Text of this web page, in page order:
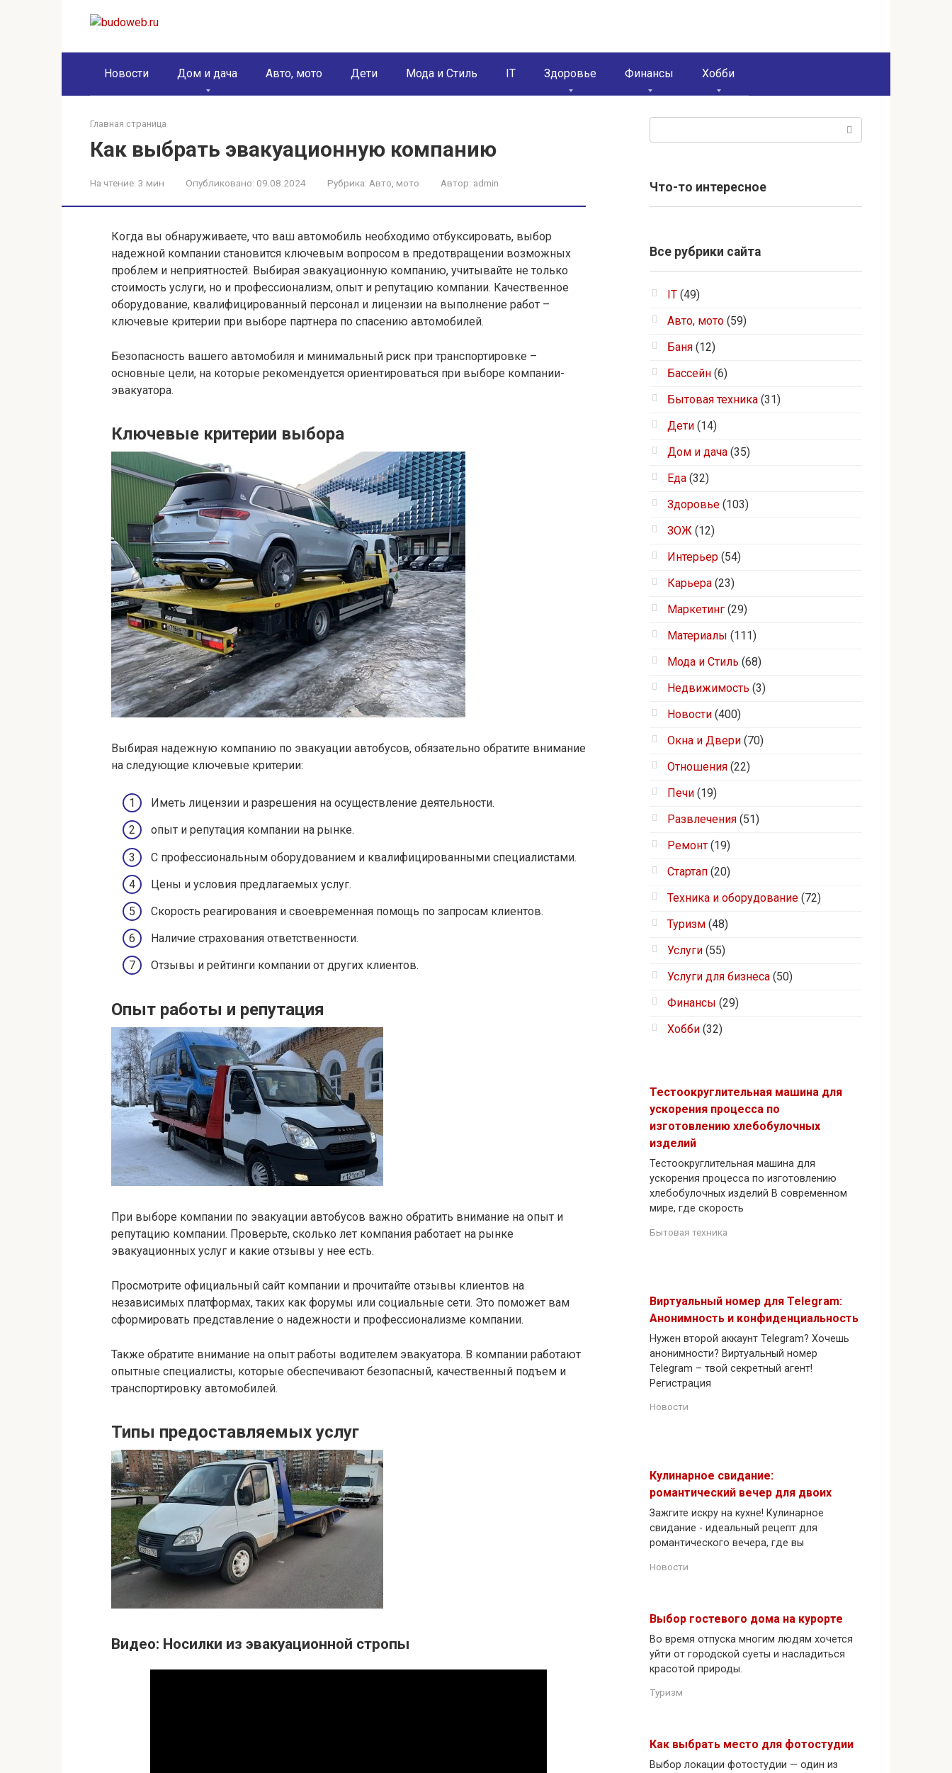
Новости Дом и дача Авто, мото Дети Мода и Стиль IT Здоровье Финансы Хобби
Главная страница
Как выбрать эвакуационную компанию
На чтение: 3 мин Опубликовано: 09.08.2024 Рубрика: Авто, мото Автор: admin
Когда вы обнаруживаете, что ваш автомобиль необходимо отбуксировать, выбор
надежной компании становится ключевым вопросом в предотвращении возможных
проблем и неприятностей. Выбирая эвакуационную компанию, учитывайте не только
стоимость услуги, но и профессионализм, опыт и репутацию компании. Качественное
оборудование, квалифицированный персонал и лицензии на выполнение работ –
ключевые критерии при выборе партнера по спасению автомобилей.
Безопасность вашего автомобиля и минимальный риск при транспортировке –
основные цели, на которые рекомендуется ориентироваться при выборе компании-
эвакуатора.
Ключевые критерии выбора
Выбирая надежную компанию по эвакуации автобусов, обязательно обратите внимание
на следующие ключевые критерии:
Иметь лицензии и разрешения на осуществление деятельности.
опыт и репутация компании на рынке.
С профессиональным оборудованием и квалифицированными специалистами.
Цены и условия предлагаемых услуг.
Скорость реагирования и своевременная помощь по запросам клиентов.
Наличие страхования ответственности.
Отзывы и рейтинги компании от других клиентов.
Опыт работы и репутация
При выборе компании по эвакуации автобусов важно обратить внимание на опыт и
репутацию компании. Проверьте, сколько лет компания работает на рынке
эвакуационных услуг и какие отзывы у нее есть.
Просмотрите официальный сайт компании и прочитайте отзывы клиентов на
независимых платформах, таких как форумы или социальные сети. Это поможет вам
сформировать представление о надежности и профессионализме компании.
Также обратите внимание на опыт работы водителем эвакуатора. В компании работают
опытные специалисты, которые обеспечивают безопасный, качественный подъем и
транспортировку автомобилей.
Типы предоставляемых услуг
Видео: Носилки из эвакуационной стропы
Что-то интересное
Все рубрики сайта
IT (49)
Авто, мото (59)
Баня (12)
Бассейн (6)
Бытовая техника (31)
Дети (14)
Дом и дача (35)
Еда (32)
Здоровье (103)
ЗОЖ (12)
Интерьер (54)
Карьера (23)
Маркетинг (29)
Материалы (111)
Мода и Стиль (68)
Недвижимость (3)
Новости (400)
Окна и Двери (70)
Отношения (22)
Печи (19)
Развлечения (51)
Ремонт (19)
Стартап (20)
Техника и оборудование (72)
Туризм (48)
Услуги (55)
Услуги для бизнеса (50)
Финансы (29)
Хобби (32)
Тестоокруглительная машина для
ускорения процесса по
изготовлению хлебобулочных
изделий
Тестоокруглительная машина для
ускорения процесса по изготовлению
хлебобулочных изделий В современном
мире, где скорость
Бытовая техника
Виртуальный номер для Telegram:
Анонимность и конфиденциальность
Нужен второй аккаунт Telegram? Хочешь
анонимности? Виртуальный номер
Telegram – твой секретный агент!
Регистрация
Новости
Кулинарное свидание:
романтический вечер для двоих
Зажгите искру на кухне! Кулинарное
свидание - идеальный рецепт для
романтического вечера, где вы
Новости
Выбор гостевого дома на курорте
Во время отпуска многим людям хочется
уйти от городской суеты и насладиться
красотой природы.
Туризм
Как выбрать место для фотостудии
Выбор локации фотостудии — один из